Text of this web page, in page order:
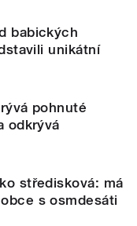
babických
unikátní
pohnuté
odkrývá
středisková: má
s osmdesáti